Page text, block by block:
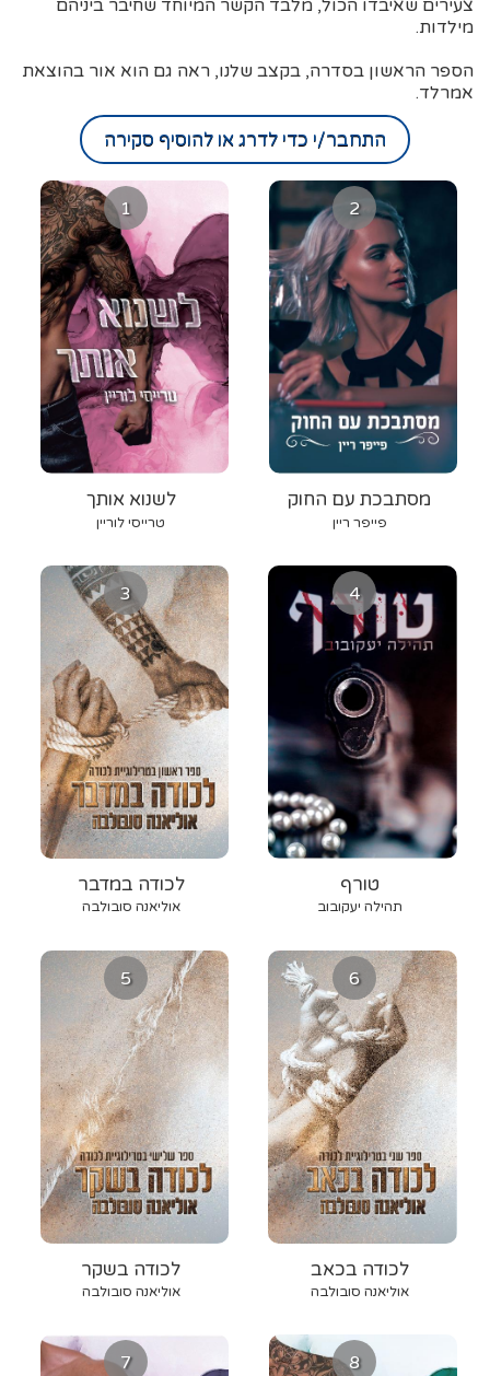
צעירים שאיבדו הכול, מלבד הקשר המיוחד שחיבר ביניהם
מילדות.
הספר הראשון בסדרה, בקצב שלנו, ראה גם הוא אור בהוצאת
אמרלד.
התחבר/י כדי לדרג או להוסיף סקירה
1
לשנוא אותך
טרייסי לוריין
2
מסתבכת עם החוק
פייפר ריין
3
לכודה במדבר
אוליאנה סובולבה
4
טורף
תהילה יעקובוב
5
לכודה בשקר
אוליאנה סובולבה
6
לכודה בכאב
אוליאנה סובולבה
7 8